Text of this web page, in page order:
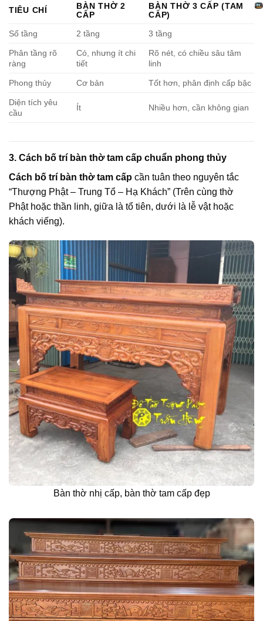
TIÊU CHÍ
BÀN THỜ 2
CẤP
BÀN THỜ 3 CẤP (TAM
CẤP)
Số tầng
2 tầng 3 tầng
Phân tầng rõ
ràng
Có, nhưng ít chi
tiết
Rõ nét, có chiều sâu tâm
linh
Phong thủy Cơ bản Tốt hơn, phân định cấp bậc
Diện tích yêu
cầu
Ít Nhiều hơn, cần không gian
3. Cách bố trí bàn thờ tam cấp chuẩn phong thủy
Cách bố trí bàn thờ tam cấp cần tuân theo nguyên tắc
“Thượng Phật – Trung Tổ – Hạ Khách” (Trên cùng thờ
Phật hoặc thần linh, giữa là tổ tiên, dưới là lễ vật hoặc
khách viếng).
Bàn thờ nhị cấp, bàn thờ tam cấp đẹp